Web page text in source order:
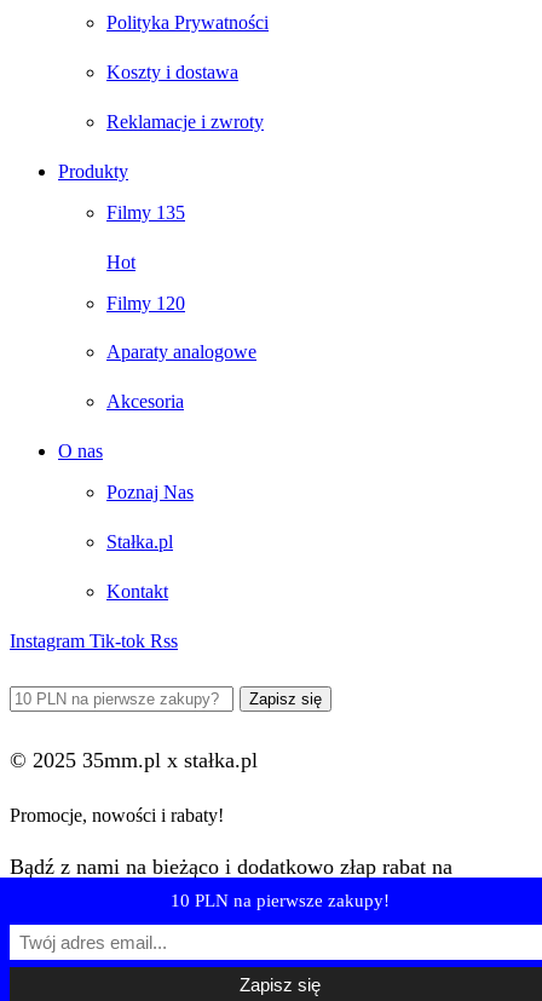
Polityka Prywatności
Koszty i dostawa
Reklamacje i zwroty
Produkty
Filmy 135
Hot
Filmy 120
Aparaty analogowe
Akcesoria
O nas
Poznaj Nas
Stałka.pl
Kontakt
Instagram Tik-tok Rss
© 2025 35mm.pl x stałka.pl
10 PLN na pierwsze zakupy!
Promocje, nowości i rabaty!
Bądź z nami na bieżąco i dodatkowo złap rabat na